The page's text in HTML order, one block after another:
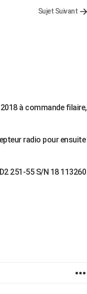
Sujet Suivant
à commande filaire,
radio pour ensuite
251-55 S/N 18 113260